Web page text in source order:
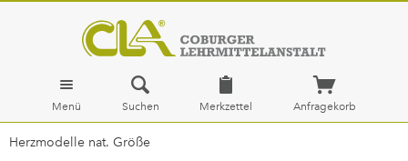
Menü Suchen Merkzettel Anfragekorb
Herzmodelle nat. Größe